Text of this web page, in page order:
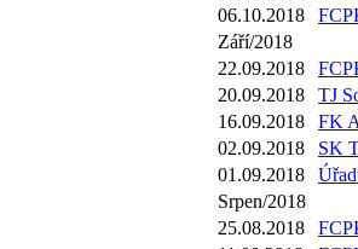
06.10.2018
Září/2018
22.09.2018
20.09.2018
TJ
16.09.2018
FK
02.09.2018
SK
01.09.2018
Srpen/2018
25.08.2018